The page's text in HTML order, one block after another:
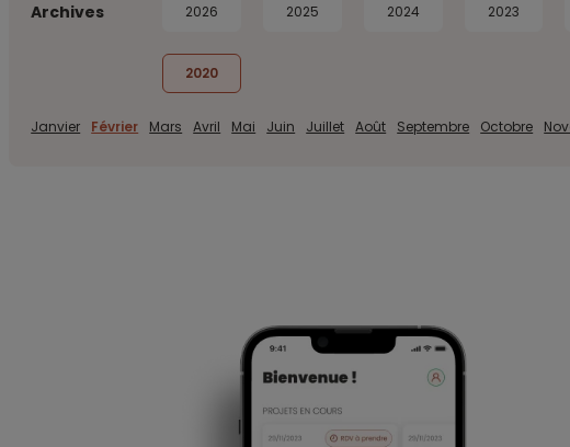
Archives 2026 2025 2024 2023
2020
Janvier Février Mars Avril Mai Juin Juillet Août Septembre Octobre